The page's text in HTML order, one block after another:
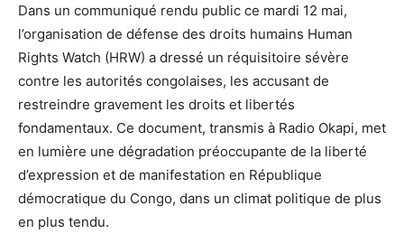
Dans un communiqué rendu public ce mardi 12 mai,
l’organisation de défense des droits humains Human
Rights Watch (HRW) a dressé un réquisitoire sévère
contre les autorités congolaises, les accusant de
restreindre gravement les droits et libertés
fondamentaux. Ce document, transmis à Radio Okapi, met
en lumière une dégradation préoccupante de la liberté
d’expression et de manifestation en République
démocratique du Congo, dans un climat politique de plus
en plus tendu.